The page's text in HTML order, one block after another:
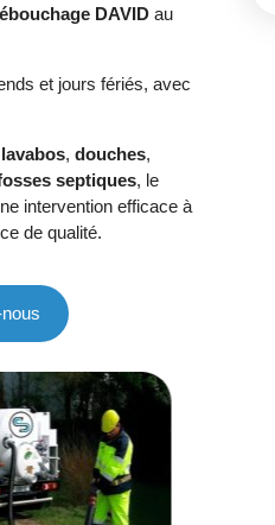
DAVID au
et jours fériés, avec
lavabos, douches,
septiques, le
intervention efficace à
de qualité.